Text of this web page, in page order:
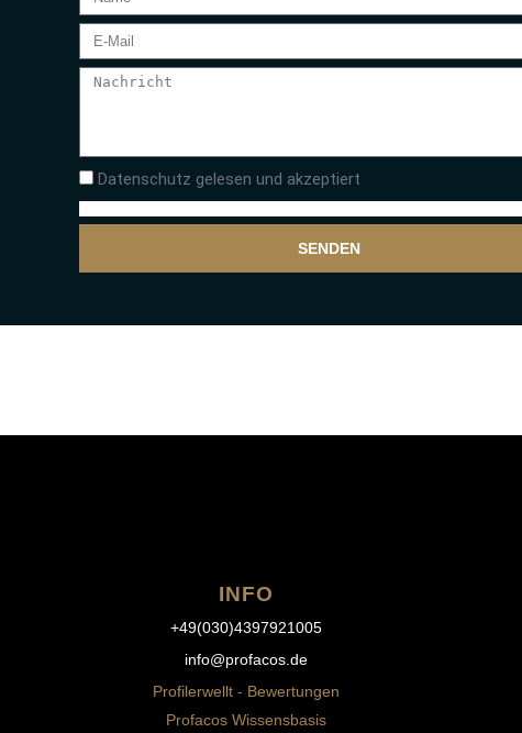
Datenschutz gelesen und akzeptiert
SENDEN
INFO
+49(030)4397921005
info@profacos.de
Profilerwellt - Bewertungen
Profacos Wissensbasis